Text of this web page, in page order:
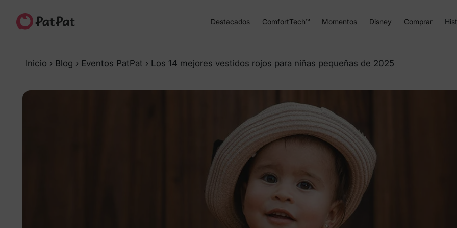
Destacados ComfortTech™ Momentos Disney Comprar
Inicio › Blog › Eventos PatPat › Los 14 mejores vestidos rojos para niñas pequeñas de 2025